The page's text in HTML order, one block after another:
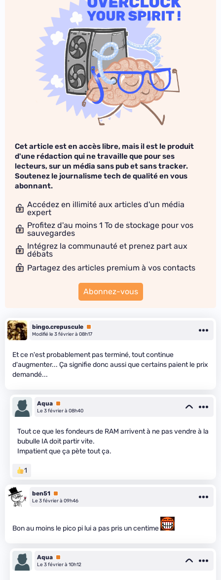
Cet article est en accès libre, mais il est le produit
d'une rédaction qui ne travaille que pour ses
lecteurs, sur un média sans pub et sans tracker.
Soutenez le journalisme tech de qualité en vous
abonnant.
Accédez en illimité aux articles d'un média
expert
Profitez d'au moins 1 To de stockage pour vos
sauvegardes
Intégrez la communauté et prenez part aux
débats
Partagez des articles premium à vos contacts
Abonnez-vous
bingo.crepuscule Premium
Modifié le 3 février à 08h17
Et ce n'est probablement pas terminé, tout continue
d'augmenter... Ça signifie donc aussi que certains paient le prix
demandé...
Aqua Premium
Le 3 février à 08h40
Tout ce que les fondeurs de RAM arrivent à ne pas vendre à la
bubulle IA doit partir vite.
Impatient que ça pète tout ça.
1
ben51 Premium
Le 3 février à 09h46
Bon au moins le pico pi lui a pas pris un centime
Aqua Premium
Le 3 février à 10h12